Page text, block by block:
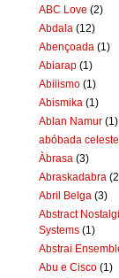
ABC Love (2)
Abdala (12)
Abençoada (1)
Abiarap (1)
Abiiismo (1)
Abismika (1)
Ablan Namur (1)
abóbada celeste
Àbrasa (3)
Abraskadabra
Abril Belga (3)
Abstract
Systems (1)
Abstrai
Abu e Cisco (1)